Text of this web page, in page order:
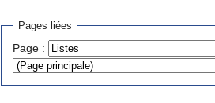
Pages liées
Page :